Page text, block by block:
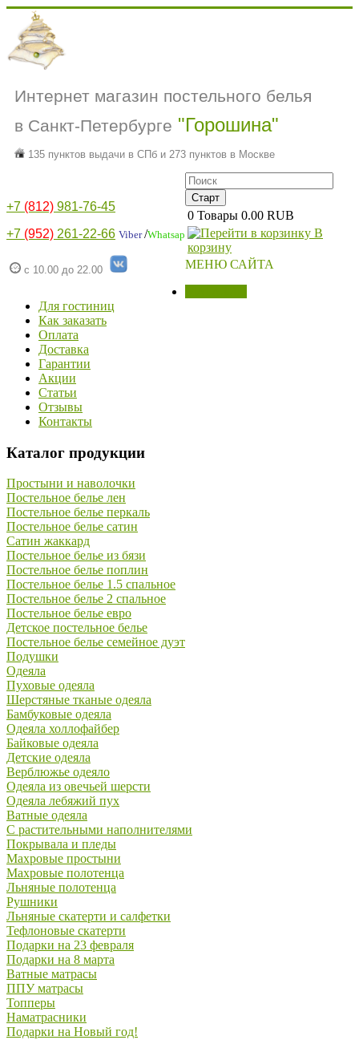
Интернет магазин постельного белья
в Санкт-Петербурге "Горошина"
135 пунктов выдачи в СПб и 273 пунктов в Москве
+7 (812) 981-76-45
+7 (952) 261-22-66 Viber/Whatsap
с 10.00 до 22.00
0 Товары 0.00 RUB
В
корзину
МЕНЮ САЙТА
Для гостиниц
Как заказать
Оплата
Доставка
Гарантии
Акции
Статьи
Отзывы
Контакты
Каталог продукции
Простыни и наволочки
Постельное белье лен
Постельное белье перкаль
Постельное белье сатин
Сатин жаккард
Постельное белье из бязи
Постельное белье поплин
Постельное белье 1.5 спальное
Постельное белье 2 спальное
Постельное белье евро
Детское постельное белье
Постельное белье семейное дуэт
Подушки
Одеяла
Пуховые одеяла
Шерстяные тканые одеяла
Бамбуковые одеяла
Одеяла холлофайбер
Байковые одеяла
Детские одеяла
Верблюжье одеяло
Одеяла из овечьей шерсти
Одеяла лебяжий пух
Ватные одеяла
С растительными наполнителями
Покрывала и пледы
Махровые простыни
Махровые полотенца
Льняные полотенца
Рушники
Льняные скатерти и салфетки
Тефлоновые скатерти
Подарки на 23 февраля
Подарки на 8 марта
Ватные матрасы
ППУ матрасы
Топперы
Наматрасники
Подарки на Новый год!